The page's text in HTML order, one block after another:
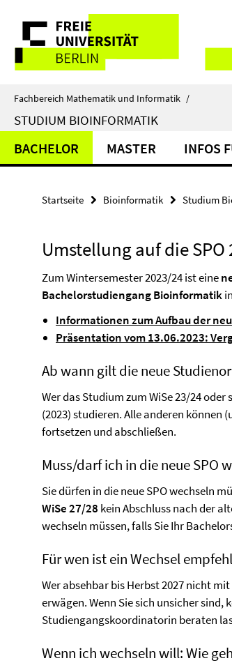
direkt
Inhalt
Service-
Navigation
Fachbereich Mathematik und Informatik /
STUDIUM BIOINFORMATIK
BACHELOR MASTER INFOS
Startseite Bioinformatik Studium
Umstellung auf die SPO
Zum Wintersemester 2023/24 ist eine
Bachelorstudiengang Bioinformatik
Informationen zum Aufbau der
Präsentation vom 13.06.2023:
Ab wann gilt die neue
Wer das Studium zum WiSe 23/24
(2023) studieren. Alle anderen können
fortsetzen und abschließen.
Muss/darf ich in die neue SPO
Sie dürfen in die neue SPO wechseln
WiSe 27/28 kein Abschluss nach der
wechseln müssen, falls Sie Ihr
Für wen ist ein Wechsel
Wer absehbar bis Herbst 2027 nicht
erwägen. Wenn Sie sich unsicher
Studiengangskoordinatorin beraten
Wenn ich wechseln will: Wie